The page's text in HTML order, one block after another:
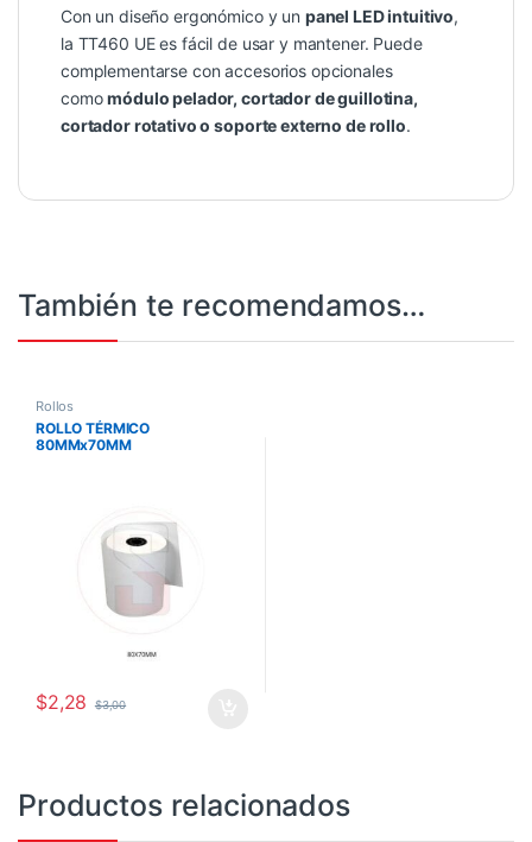
Con un diseño ergonómico y un panel LED intuitivo,
la TT460 UE es fácil de usar y mantener. Puede
complementarse con accesorios opcionales
comomódulo pelador, cortador de guillotina,
cortador rotativo o soporte externo de rollo.
También te recomendamos…
Rollos
ROLLO TÉRMICO
80MMx70MM
$2,28 $3,00
Productos relacionados